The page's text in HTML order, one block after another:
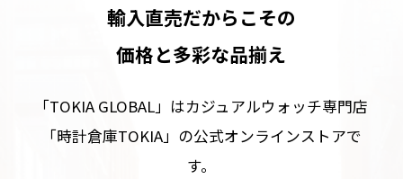
輸入直売だからこその
価格と多彩な品揃え
「TOKIA GLOBAL」はカジュアルウォッチ専門店
「時計倉庫TOKIA」の公式オンラインストアで
す。